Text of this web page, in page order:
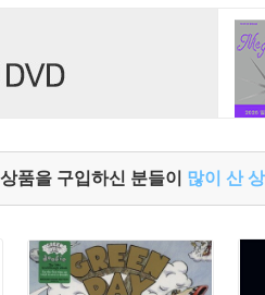
품을 구입하신 분들이 많이 산